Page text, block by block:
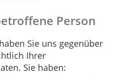
Person
Sie uns gegenüber
Ihrer
Sie haben: